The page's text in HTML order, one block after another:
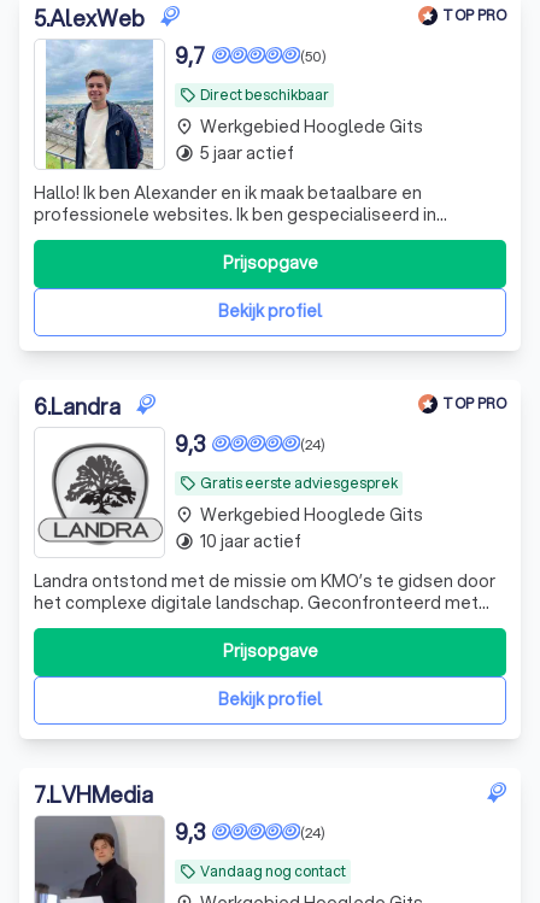
5.AlexWeb TOP PRO
local_offer Direct beschikbaar
(50)
9,7
Hallo! Ik ben Alexander en ik maak betaalbare en
professionele websites. Ik ben gespecialiseerd in
websites voor zelfstandigen en KMO's. Mijn sterktes
liggen in mijn flexibele manier van werken, klantenservice
en het bouwen van boekinssystemen en webshops. Ik
studeer burgerlijk ingenieur computerwe
Bekijk profiel
Prijsopgave
place Werkgebied Hooglede Gits
timelapse 5 jaar actief
6.Landra TOP PRO
local_offer Gratis eerste adviesgesprek
(24)
9,3
Landra ontstond met de missie om KMO’s te gidsen door
het complexe digitale landschap. Geconfronteerd met
tegenstrijdige informatie over online zichtbaarheid,
streven wij ernaar elke klant te leiden naar oplossingen die
perfect aansluiten bij hun specifieke noden, wensen en
budget. Bij Landra vindtBekijk profiel
Prijsopgave
place Werkgebied Hooglede Gits
timelapse 10 jaar actief
7.LVHMedia
local_offer Vandaag nog contact
(24)
9,3